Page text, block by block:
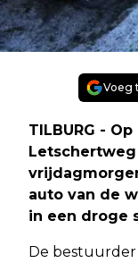
Voeg
TILBURG -
auto van de
in een droge
De